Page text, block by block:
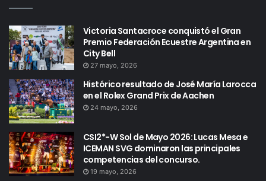
Victoria Santacroce conquistó el Gran
Premio Federación Ecuestre Argentina en
City Bell
27 mayo, 2026
Histórico resultado de José María Larocca
en el Rolex Grand Prix de Aachen
24 mayo, 2026
CSI2*-W Sol de Mayo 2026: Lucas Mesa e
ICEMAN SVG dominaron las principales
competencias del concurso.
19 mayo, 2026